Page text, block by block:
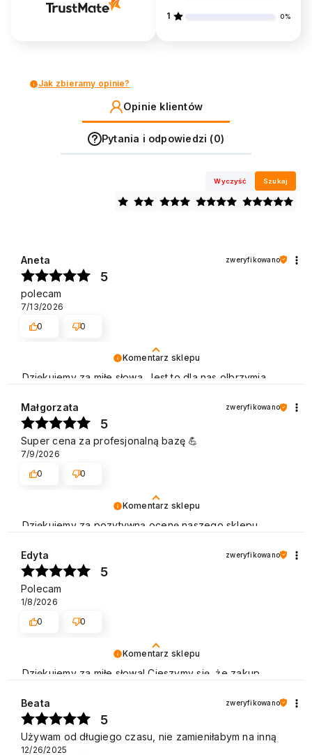
1 0%
Jak zbieramy opinie?
Opinie klientów
Pytania i odpowiedzi (0)
Wyczyść Szukaj
Komentarz sklepu
Dziękujemy za miłe słowa. Jest to dla nas olbrzymia
Aneta zweryfikowano
5
polecam
7/13/2026
0
0
Komentarz sklepu
Dziękujemy za pozytywną ocenę naszego sklepu.
Małgorzata zweryfikowano
5
Super cena za profesjonalną bazę 💪
7/9/2026
0
0
Komentarz sklepu
Dziękujemy za miłe słowa! Cieszymy się, że zakup
odpowiednią obsługę naszym klientom. Dziękujemy raz
jeszcze! Pozdrawiamy
Edyta zweryfikowano
5
Polecam
1/8/2026
0
0
Beata zweryfikowano
5
Używam od długiego czasu, nie zamieniłabym na inną
12/26/2025